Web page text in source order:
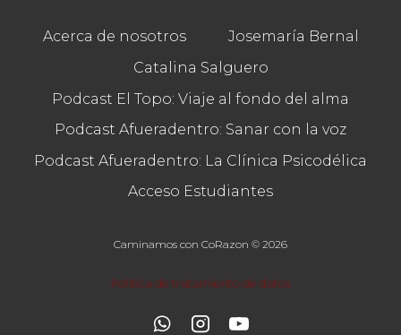
Acerca de nosotros
Josemaría Bernal
Catalina Salguero
Podcast El Topo: Viaje al fondo del alma
Podcast Afueradentro: Sanar con la voz
Podcast Afueradentro: La Clínica Psicodélica
Acceso Estudiantes
Caminamos con CoRazon © 2026
Política de tratamiento de datos